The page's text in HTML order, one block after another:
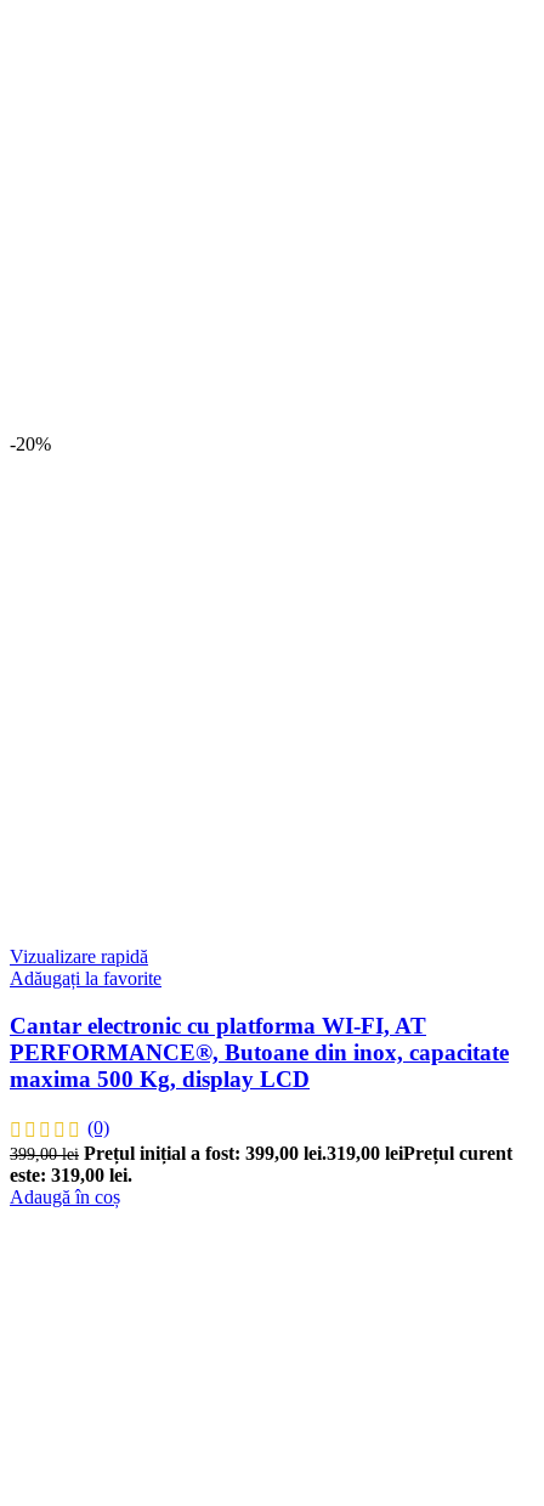
-20%
Vizualizare rapidă
Adăugați la favorite
Cantar electronic cu platforma WI-FI, AT
PERFORMANCE®, Butoane din inox, capacitate
maxima 500 Kg, display LCD
(0)
399,00lei Prețul inițial a fost: 399,00 lei.319,00 leiPrețul curent
este: 319,00 lei.
Adaugă în coș